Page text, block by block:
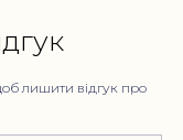
лишити відгук про